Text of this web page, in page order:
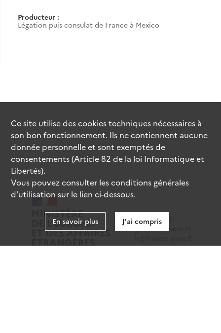
Producteur :
Légation puis consulat de France à Mexico
data.gouv.fr
gouvernement.fr
service-public.fr
Ce site utilise descookiestechniques nécessaires à
son bon fonctionnement. Ils ne contiennent aucune
donnée personnelle et sont exemptés de
consentements (Article 82 de la loi Informatique et
Libertés).
Vous pouvez consulter les conditions générales
d’utilisation sur le lien ci-dessous.
En savoir plus J'ai compris